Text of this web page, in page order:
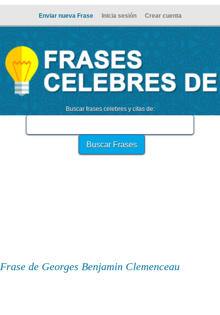
Enviar nueva Frase Inicia sesión Crear cuenta
Buscar frases celebres y citas de:
Frase de Georges Benjamin Clemenceau